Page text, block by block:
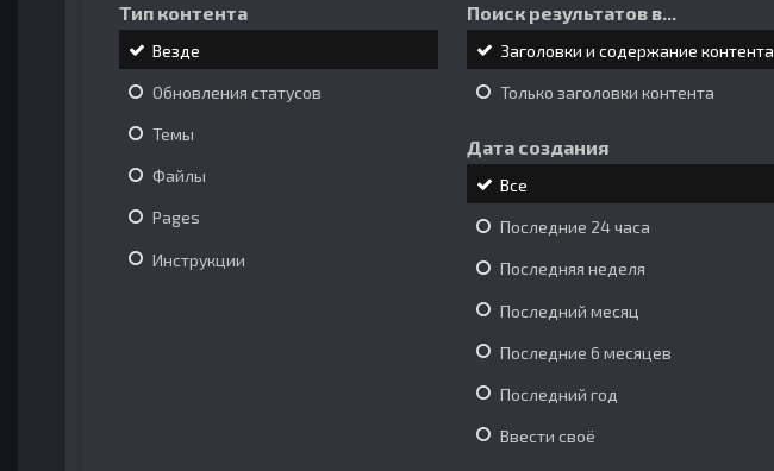
Тип контента
Везде
Обновления статусов
Темы
Файлы
Pages
Инструкции
Поиск результатов в...
Заголовки и содержание контента
Только заголовки контента
Дата создания
Все
Последние 24 часа
Последняя неделя
Последний месяц
Последние 6 месяцев
Последний год
Ввести своё